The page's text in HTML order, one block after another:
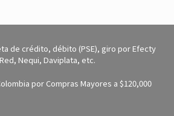
de crédito, débito (PSE), giro por Efecty
Nequi, Daviplata, etc.
por Compras Mayores a $120,000